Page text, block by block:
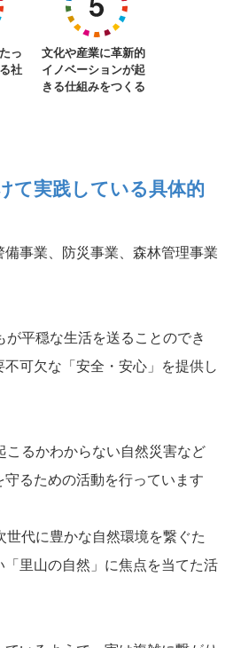
っ
社
文化や産業に革新的
イノベーションが起
きる仕組みをつくる
て実践している具体的
事業、防災事業、森林管理事業
が平穏な生活を送ることのでき
可欠な「安全・安心」を提供し
こるかわからない自然災害など
るための活動を行っています
世代に豊かな自然環境を繋ぐた
里山の自然」に焦点を当てた活